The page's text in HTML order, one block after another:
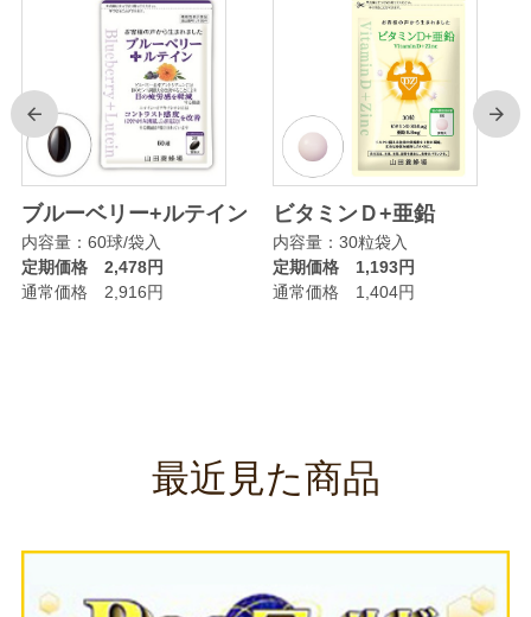
前
ブルーベリー+ルテイン
内容量：60球/袋入
定期価格 2,478円
通常価格 2,916円
ビタミンＤ+亜鉛
内容量：30粒袋入
定期価格 1,193円
通常価格 1,404円
次
最近見た商品